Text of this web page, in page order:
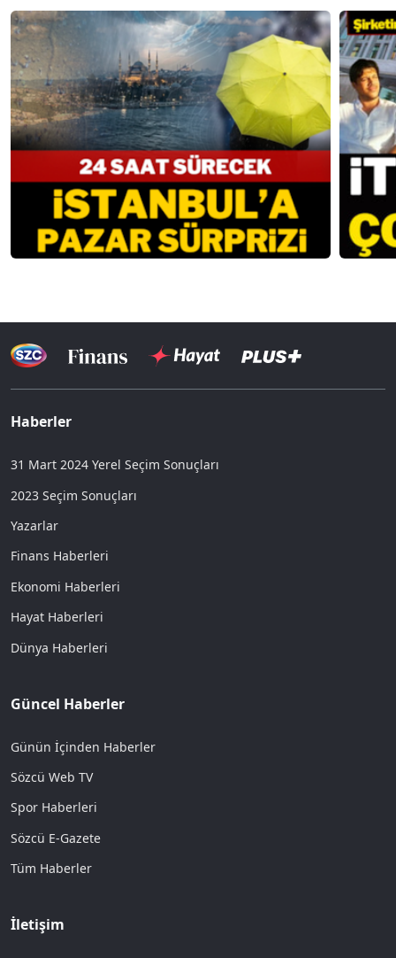
Haberler
31 Mart 2024 Yerel Seçim Sonuçları
2023 Seçim Sonuçları
Yazarlar
Finans Haberleri
Ekonomi Haberleri
Hayat Haberleri
Dünya Haberleri
Güncel Haberler
Günün İçinden Haberler
Sözcü Web TV
Spor Haberleri
Sözcü E-Gazete
Tüm Haberler
İletişim